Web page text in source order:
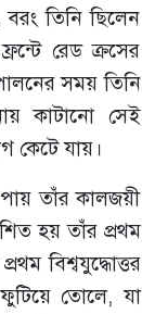
তিনি ছিলেন
রেড ক্রসের
সময় তিনি
কাটানো সেই
কেটে যায়।
পায় তাঁর কালজয়ী
হয় তাঁর প্রথম
বিশ্বযুদ্ধোত্তর
তোলে, যা